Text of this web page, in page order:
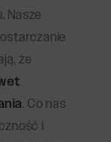
Nasze
że
. Co nas
i